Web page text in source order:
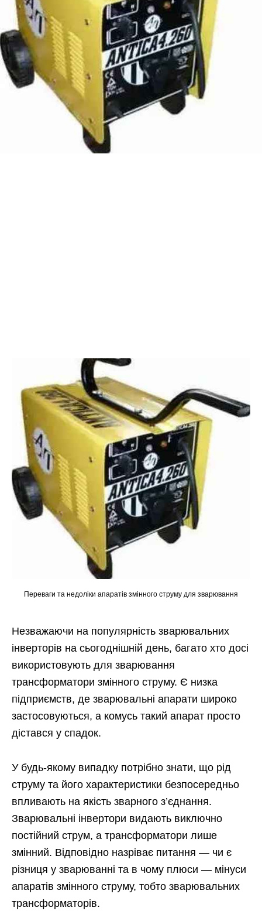
Переваги та недоліки апаратів змінного струму для зварювання
Незважаючи на популярність зварювальних
інверторів на сьогоднішній день, багато хто досі
використовують для зварювання
трансформатори змінного струму. Є низка
підприємств, де зварювальні апарати широко
застосовуються, а комусь такий апарат просто
дістався у спадок.
У будь-якому випадку потрібно знати, що рід
струму та його характеристики безпосередньо
впливають на якість зварного з’єднання.
Зварювальні інвертори видають виключно
постійний струм, а трансформатори лише
змінний. Відповідно назріває питання — чи є
різниця у зварюванні та в чому плюси — мінуси
апаратів змінного струму, тобто зварювальних
трансформаторів.